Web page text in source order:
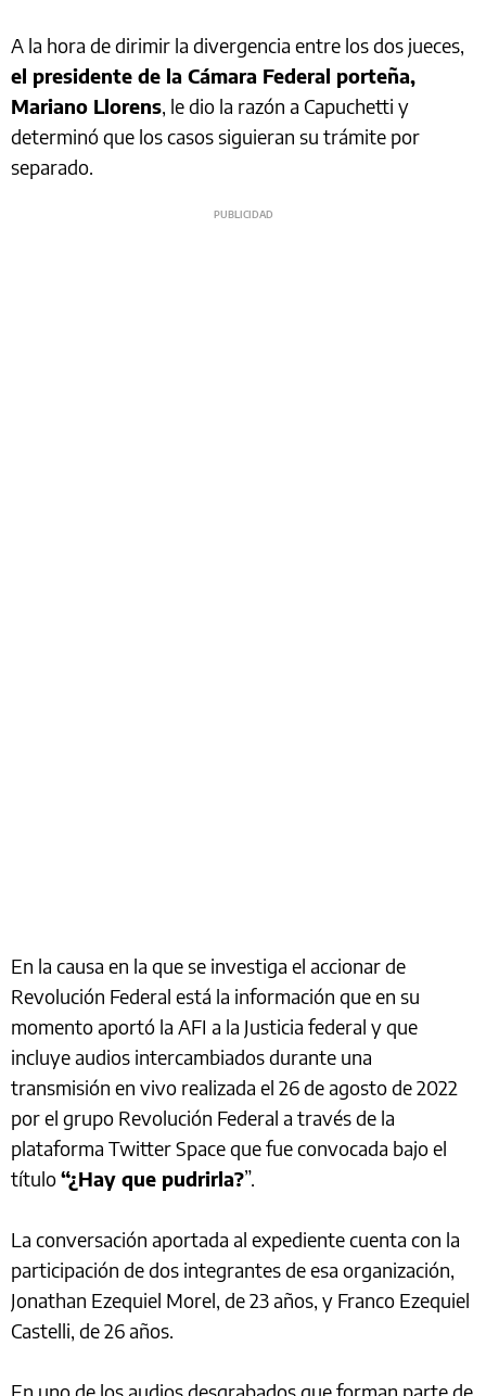
A la hora de dirimir la divergencia entre los dos jueces,
el presidente de la Cámara Federal porteña,
Mariano Llorens, le dio la razón a Capuchetti y
determinó que los casos siguieran su trámite por
separado.
En la causa en la que se investiga el accionar de
Revolución Federal está la información que en su
momento aportó la AFI a la Justicia federal y que
incluye audios intercambiados durante una
transmisión en vivo realizada el 26 de agosto de 2022
por el grupo Revolución Federal a través de la
plataforma Twitter Space que fue convocada bajo el
título“¿Hay que pudrirla?”.
La conversación aportada al expediente cuenta con la
participación de dos integrantes de esa organización,
Jonathan Ezequiel Morel, de 23 años, y Franco Ezequiel
Castelli, de 26 años.
En uno de los audios desgrabados que forman parte de